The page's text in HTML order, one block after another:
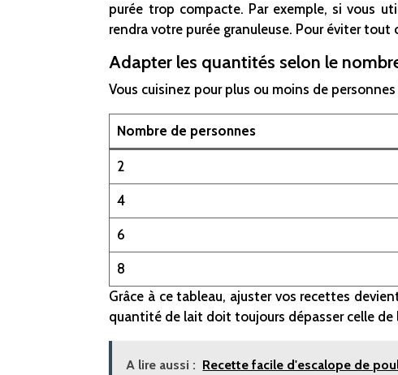
purée trop compacte. Par exemple, si vous
rendra votre purée granuleuse. Pour éviter
Adapter les quantités selon le
Vous cuisinez pour plus ou moins de
Nombre de personnes
2
4
6
8
Grâce à ce tableau, ajuster vos recettes
quantité de lait doit toujours dépasser celle de
A lire aussi : Recette facile d'escalope de